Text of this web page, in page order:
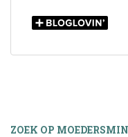
ZOEK OP